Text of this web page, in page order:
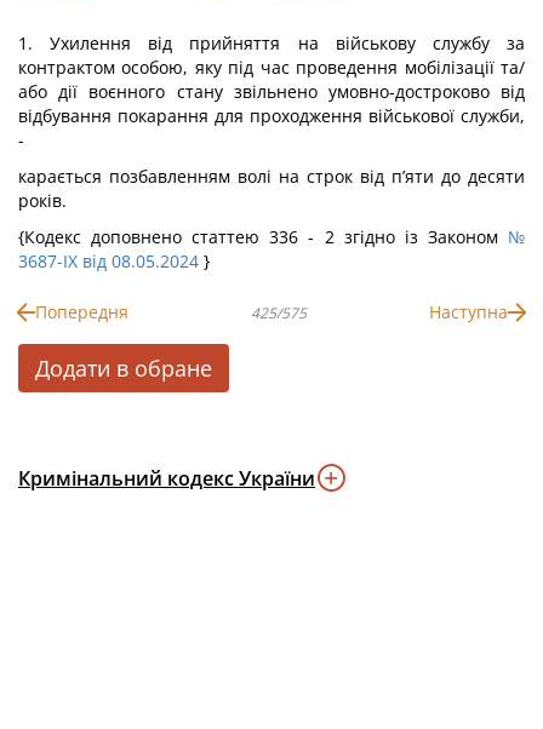
1. Ухилення від прийняття на військову службу за
контрактом особою, яку під час проведення мобілізації та/
або дії воєнного стану звільнено умовно-достроково від
відбування покарання для проходження військової служби,
-
карається позбавленням волі на строк від п’яти до десяти
років.
{Кодекс доповнено статтею 336 - 2 згідно із Законом №
3687-IX від 08.05.2024 }
Попередня 425/575 Наступна
Додати в обране
Кримінальний кодекс України